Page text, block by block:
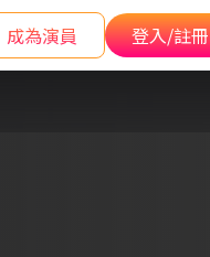
成為演員 登入/註冊